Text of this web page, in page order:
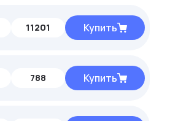
11201 Купить
788 Купить